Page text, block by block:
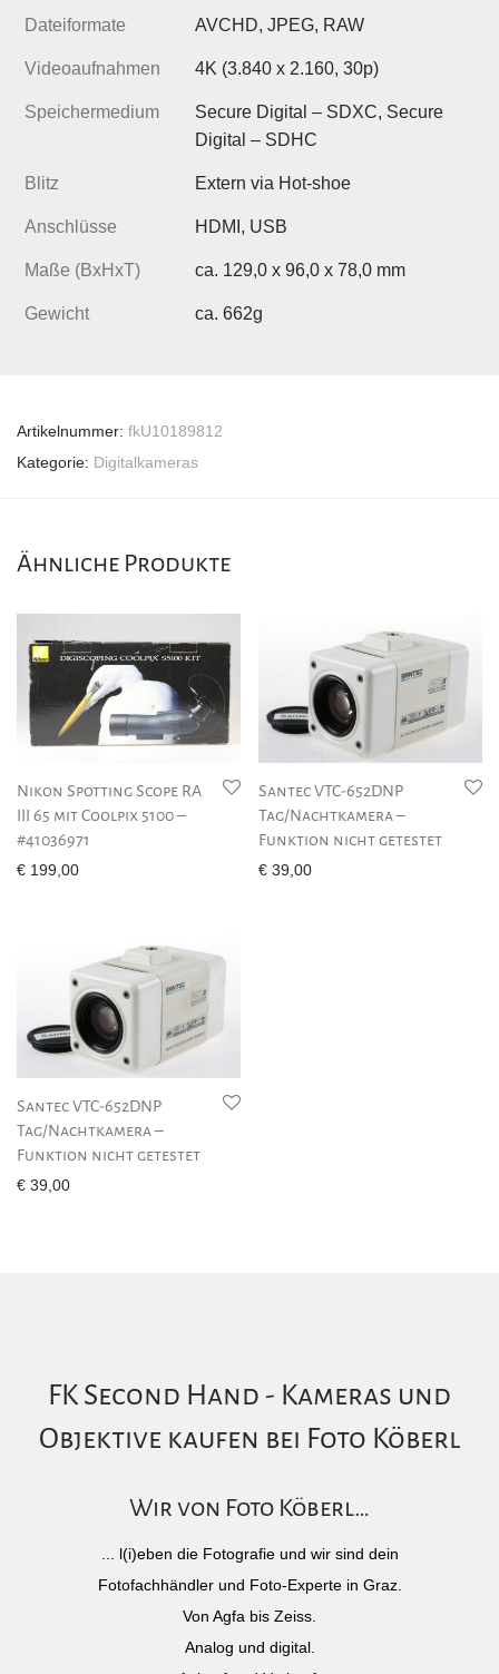
Dateiformate AVCHD, JPEG, RAW
Videoaufnahmen 4K (3.840 x 2.160, 30p)
Speichermedium
Secure Digital – SDXC, Secure
Digital – SDHC
Blitz Extern via Hot-shoe
Anschlüsse HDMI, USB
Maße (BxHxT) ca. 129,0 x 96,0 x 78,0 mm
Gewicht ca. 662g
Artikelnummer: fkU10189812
Kategorie: Digitalkameras
Ähnliche Produkte
Nikon Spotting Scope RA
III 65 mit Coolpix 5100 –
#41036971
€ 199,00
Santec VTC-652DNP
Tag/Nachtkamera –
Funktion nicht getestet
€ 39,00
Santec VTC-652DNP
Tag/Nachtkamera –
Funktion nicht getestet
€ 39,00
FK Second Hand - Kameras und
Objektive kaufen bei Foto Köberl
Wir von Foto Köberl…
... l(i)eben die Fotografie und wir sind dein
Fotofachhändler und Foto-Experte in Graz.
Von Agfa bis Zeiss.
Analog und digital.